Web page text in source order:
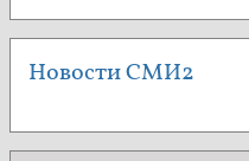
Новости СМИ2